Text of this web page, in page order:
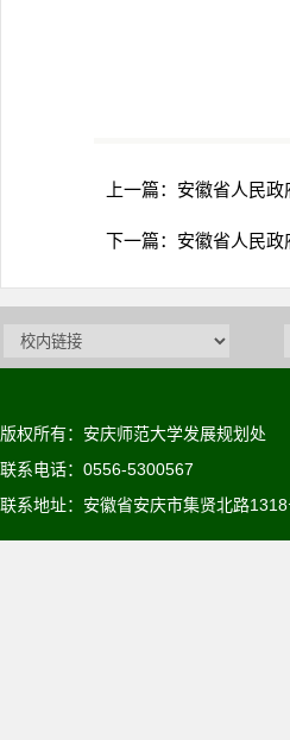
上一篇： 安徽省人民
下一篇： 安徽省人民
版权所有：安庆师范大学发展规划处
联系电话：0556-5300567
联系地址：安徽省安庆市集贤北路